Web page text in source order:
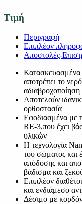
Τιμή
Περιγραφή
Επιπλέον
Αποστολές-
αποτρέπει το
Αποτελούν
ορθοστασία
Εφοδιασμένα με
RE-3,που έχει
υλικών
Η τεχνολογία
του σώματος και
απόδοσης και
βάδισμα και
Eπιπλέον
και ενδιάμεσο
Δέσιμο με